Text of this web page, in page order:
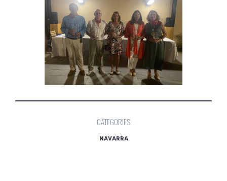
CATEGORIES
NAVARRA